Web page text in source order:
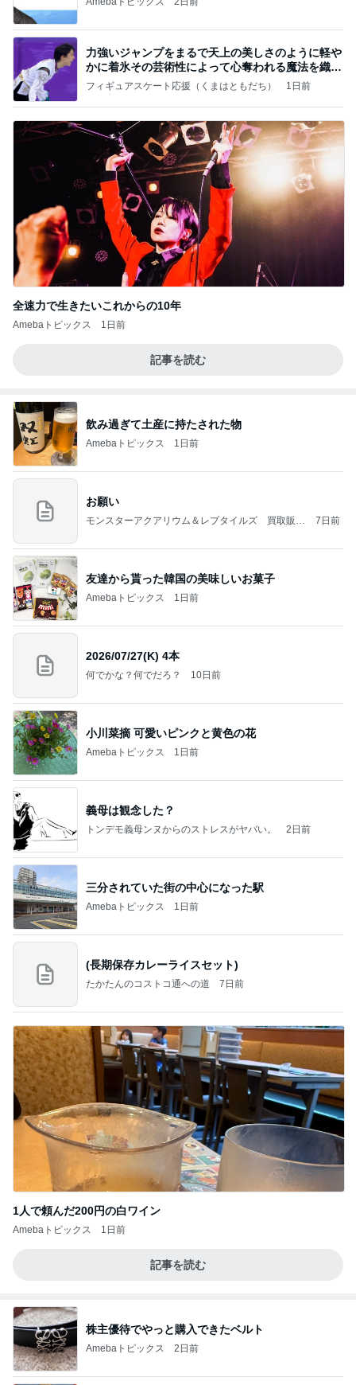
力強いジャンプをまるで天上の美しさのように軽や
かに着氷その芸術性によって心奪われる魔法を織り
なす
フィギュアスケート応援（くまはともだち） 1日前
全速力で生きたいこれからの10年
Amebaトピックス 1日前
記事を読む
飲み過ぎて土産に持たされた物
Amebaトピックス 1日前
お願い
モンスターアクアリウム＆レプタイルズ 買取販売
7日前
友達から貰った韓国の美味しいお菓子
Amebaトピックス 1日前
2026/07/27(K) 4本
何でかな？何でだろ？ 10日前
小川菜摘 可愛いピンクと黄色の花
Amebaトピックス 1日前
義母は観念した？
トンデモ義母ンヌからのストレスがヤバい。 2日前
三分されていた街の中心になった駅
Amebaトピックス 1日前
(長期保存カレーライスセット)
たかたんのコストコ通への道 7日前
1人で頼んだ200円の白ワイン
Amebaトピックス 1日前
記事を読む
株主優待でやっと購入できたベルト
Amebaトピックス 2日前